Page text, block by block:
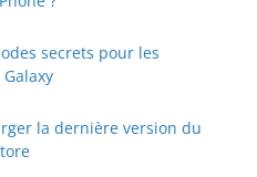
secrets pour les
la dernière version du